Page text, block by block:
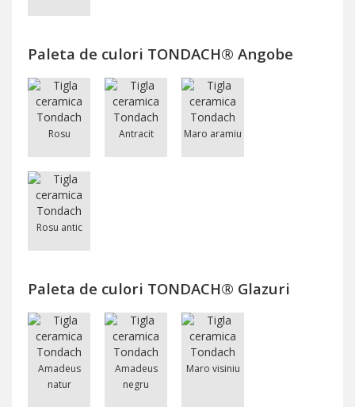
Paleta de culori TONDACH® Angobe
Rosu Antracit Maro aramiu
Rosu antic
Paleta de culori TONDACH® Glazuri
Amadeus
natur
Amadeus
negru
Maro visiniu